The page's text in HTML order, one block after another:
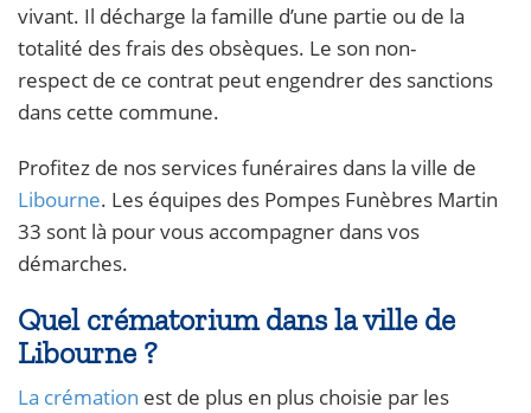
vivant. Il décharge la famille d’une partie ou de la
totalité des frais des obsèques. Le son non-
respect de ce contrat peut engendrer des sanctions
dans cette commune.
Profitez de nos services funéraires dans la ville de
Libourne. Les équipes des Pompes Funèbres Martin
33 sont là pour vous accompagner dans vos
démarches.
Quel crématorium dans la ville de
Libourne ?
La crémation est de plus en plus choisie par les